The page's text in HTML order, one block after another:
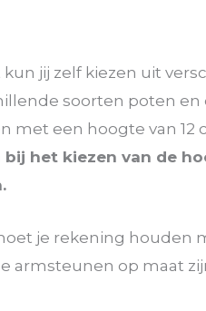
jij zelf kiezen uit
soorten poten en
met een hoogte van 12
het kiezen van de
je rekening houden
armsteunen op maat